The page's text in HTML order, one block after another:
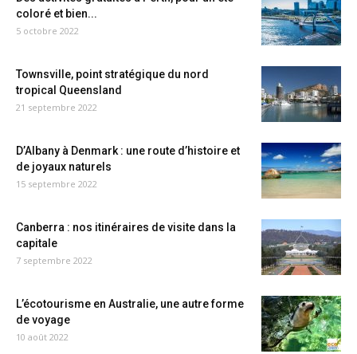
coloré et bien...
5 octobre 2022
Townsville, point stratégique du nord
tropical Queensland
21 septembre 2022
D’Albany à Denmark : une route d’histoire et
de joyaux naturels
15 septembre 2022
Canberra : nos itinéraires de visite dans la
capitale
7 septembre 2022
L’écotourisme en Australie, une autre forme
de voyage
10 août 2022